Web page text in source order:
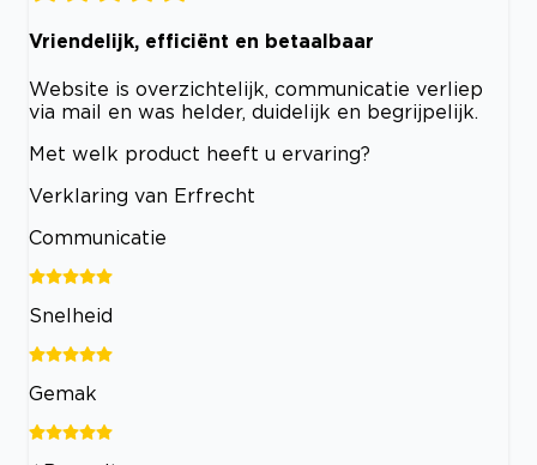
Vriendelijk, efficiënt en betaalbaar
Website is overzichtelijk, communicatie verliep
via mail en was helder, duidelijk en begrijpelijk.
Met welk product heeft u ervaring?
Verklaring van Erfrecht
Communicatie
Snelheid
Gemak